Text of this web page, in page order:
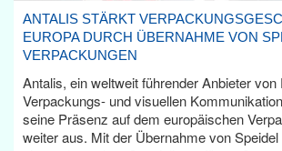
ANTALIS STÄRKT
EUROPA DURCH ÜBERNAHME VON
VERPACKUNGEN
Antalis, ein weltweit führender Anbieter von
Verpackungs- und visuellen
seine Präsenz auf dem europäischen
weiter aus. Mit der Übernahme von